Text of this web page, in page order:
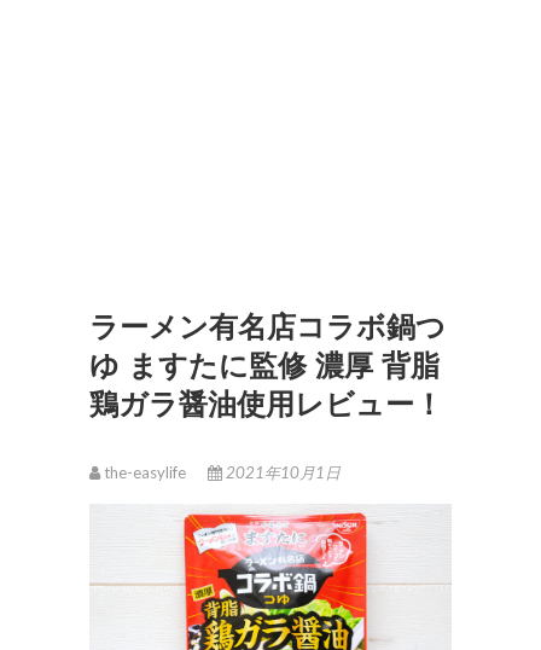
ラーメン有名店コラボ鍋つ
ゆ ますたに監修 濃厚 背脂
鶏ガラ醤油使用レビュー！
the-easylife 2021年10月1日